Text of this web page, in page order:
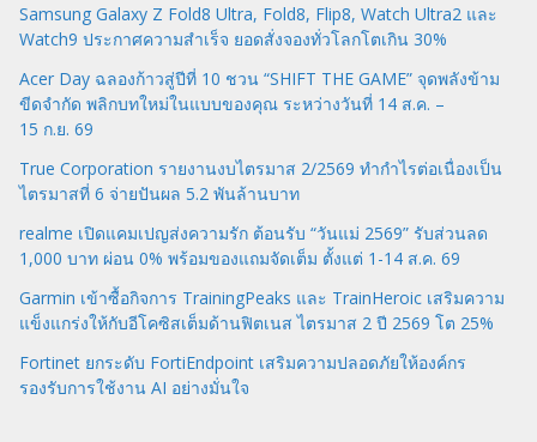
Samsung Galaxy Z Fold8 Ultra, Fold8, Flip8, Watch Ultra2 และ
Watch9 ประกาศความสำเร็จ ยอดสั่งจองทั่วโลกโตเกิน 30%
Acer Day ฉลองก้าวสู่ปีที่ 10 ชวน “SHIFT THE GAME” จุดพลังข้าม
ขีดจำกัด พลิกบทใหม่ในแบบของคุณ ระหว่างวันที่ 14 ส.ค. –
15 ก.ย. 69
True Corporation รายงานงบไตรมาส 2/2569 ทำกำไรต่อเนื่องเป็น
ไตรมาสที่ 6 จ่ายปันผล 5.2 พันล้านบาท
realme เปิดแคมเปญส่งความรัก ต้อนรับ “วันแม่ 2569” รับส่วนลด
1,000 บาท ผ่อน 0% พร้อมของแถมจัดเต็ม ตั้งแต่ 1-14 ส.ค. 69
Garmin เข้าซื้อกิจการ TrainingPeaks และ TrainHeroic เสริมความ
แข็งแกร่งให้กับอีโคซิสเต็มด้านฟิตเนส ไตรมาส 2 ปี 2569 โต 25%
Fortinet ยกระดับ FortiEndpoint เสริมความปลอดภัยให้องค์กร
รองรับการใช้งาน AI อย่างมั่นใจ